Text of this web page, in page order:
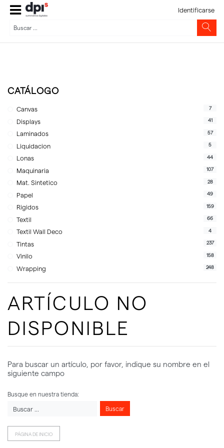
Identificarse
CATÁLOGO
Canvas 7
Displays 41
Laminados 57
Liquidacion 5
Lonas 44
Maquinaria 107
Mat. Sintetico 28
Papel 49
Rigidos 159
Textil 66
Textil Wall Deco 4
Tintas 237
Vinilo 158
Wrapping 248
ARTÍCULO NO
DISPONIBLE
Para buscar un artículo, por favor, indique su nombre en el
siguiente campo
Busque en nuestra tienda:
Buscar
PÁGINA DE INICIO